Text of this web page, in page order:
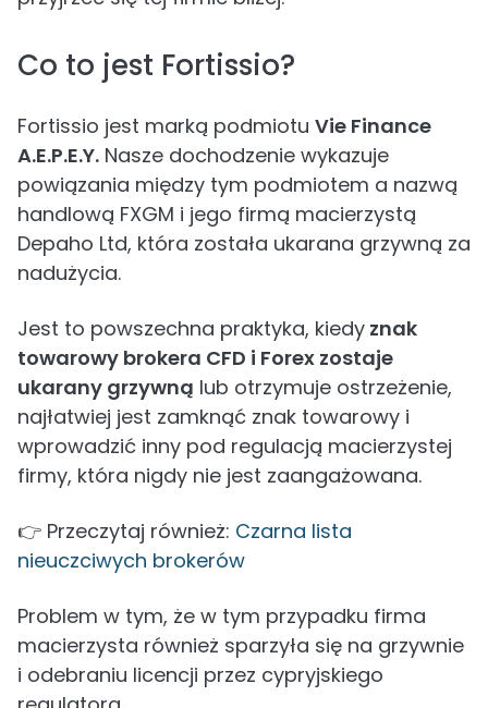
Co to jest Fortissio?
Fortissio jest marką podmiotu Vie Finance
A.E.P.E.Y. Nasze dochodzenie wykazuje
powiązania między tym podmiotem a nazwą
handlową FXGM i jego firmą macierzystą
Depaho Ltd, która została ukarana grzywną za
nadużycia.
Jest to powszechna praktyka, kiedy znak
towarowy brokera CFD i Forex zostaje
ukarany grzywną lub otrzymuje ostrzeżenie,
najłatwiej jest zamknąć znak towarowy i
wprowadzić inny pod regulacją macierzystej
firmy, która nigdy nie jest zaangażowana.
👉 Przeczytaj również: Czarna lista
nieuczciwych brokerów
Problem w tym, że w tym przypadku firma
macierzysta również sparzyła się na grzywnie
i odebraniu licencji przez cypryjskiego